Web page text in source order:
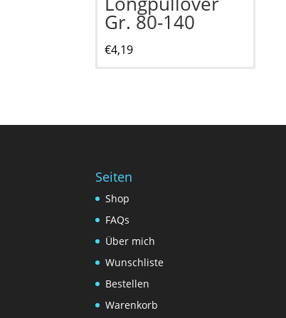
Gr. 80-140
€4,19
Seiten
Shop
FAQs
Über mich
Wunschliste
Bestellen
Warenkorb